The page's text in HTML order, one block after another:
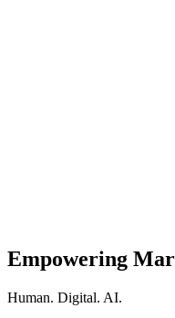
Empowering
Human. Digital. AI.